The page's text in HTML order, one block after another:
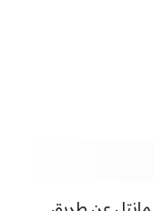
عن طريق